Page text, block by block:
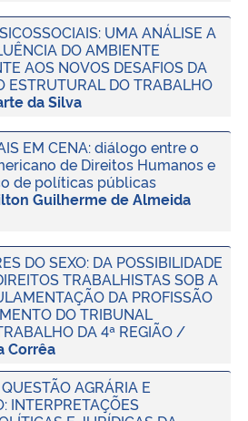
UMA ANÁLISE A
DO AMBIENTE
AOS NOVOS DESAFIOS DA
ESTRUTURAL DO TRABALHO
da Silva
EM CENA: diálogo entre o
de Direitos Humanos e
de políticas públicas
Guilherme de Almeida
DO SEXO: DA POSSIBILIDADE
TRABALHISTAS SOB A
DA PROFISSÃO
DO TRIBUNAL
DA 4ª REGIÃO /
Corrêa
AGRÁRIA E
INTERPRETAÇÕES